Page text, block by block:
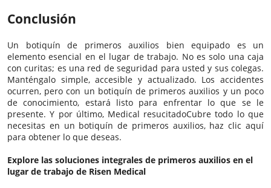
Conclusión
Un botiquín de primeros auxilios bien equipado es un
elemento esencial en el lugar de trabajo. No es solo una caja
con curitas; es una red de seguridad para usted y sus colegas.
Manténgalo simple, accesible y actualizado. Los accidentes
ocurren, pero con un botiquín de primeros auxilios y un poco
de conocimiento, estará listo para enfrentar lo que se le
presente. Y por último, Medical resucitadoCubre todo lo que
necesitas en un botiquín de primeros auxilios, haz clic aquí
para obtener lo que deseas.
Explore las soluciones integrales de primeros auxilios en el
lugar de trabajo de Risen Medical